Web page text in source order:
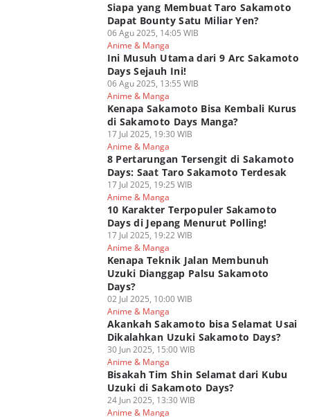
Siapa yang Membuat Taro Sakamoto
Dapat Bounty Satu Miliar Yen?
06 Agu 2025, 14:05 WIB
Anime & Manga
Ini Musuh Utama dari 9 Arc Sakamoto
Days Sejauh Ini!
06 Agu 2025, 13:55 WIB
Anime & Manga
Kenapa Sakamoto Bisa Kembali Kurus
di Sakamoto Days Manga?
17 Jul 2025, 19:30 WIB
Anime & Manga
8 Pertarungan Tersengit di Sakamoto
Days: Saat Taro Sakamoto Terdesak
17 Jul 2025, 19:25 WIB
Anime & Manga
10 Karakter Terpopuler Sakamoto
Days di Jepang Menurut Polling!
17 Jul 2025, 19:22 WIB
Anime & Manga
Kenapa Teknik Jalan Membunuh
Uzuki Dianggap Palsu Sakamoto
Days?
02 Jul 2025, 10:00 WIB
Anime & Manga
Akankah Sakamoto bisa Selamat Usai
Dikalahkan Uzuki Sakamoto Days?
30 Jun 2025, 15:00 WIB
Anime & Manga
Bisakah Tim Shin Selamat dari Kubu
Uzuki di Sakamoto Days?
24 Jun 2025, 13:30 WIB
Anime & Manga